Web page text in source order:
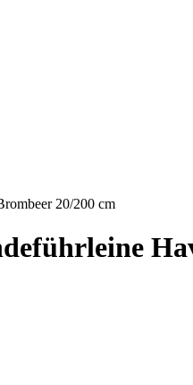
20/200 cm